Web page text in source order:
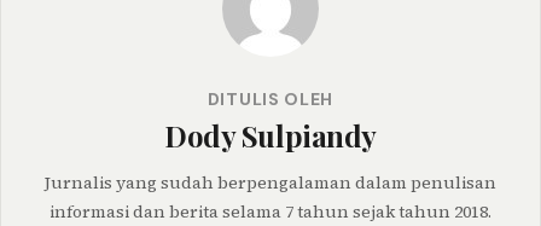
DITULIS OLEH
Dody Sulpiandy
Jurnalis yang sudah berpengalaman dalam penulisan
informasi dan berita selama 7 tahun sejak tahun 2018.